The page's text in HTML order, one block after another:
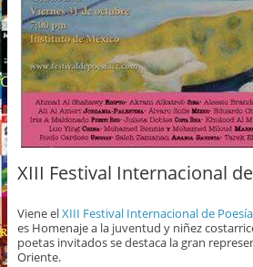
XIII Festival Internacional
Viene elXIII Festival Internacional de
es Homenaje a la juventud y niñez
poetas invitados se destaca la gran
Oriente.